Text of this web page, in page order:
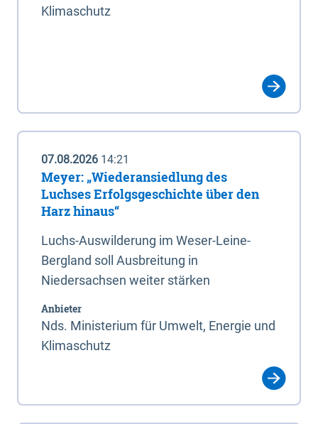
Klimaschutz
07.08.2026 14:21
Meyer: „Wiederansiedlung des
Luchses Erfolgsgeschichte über den
Harz hinaus“
Luchs-Auswilderung im Weser-Leine-
Bergland soll Ausbreitung in
Niedersachsen weiter stärken
Anbieter
Nds. Ministerium für Umwelt, Energie und
Klimaschutz